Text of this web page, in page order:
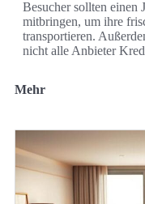
Besucher sollten einen
mitbringen, um ihre
transportieren.
nicht alle Anbieter
Mehr